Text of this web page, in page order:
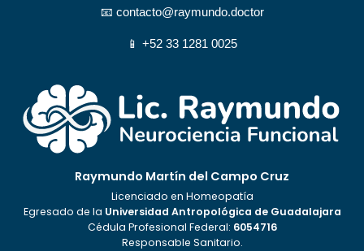
📧 contacto@raymundo.doctor
📱 +52 33 1281 0025
Raymundo Martín del Campo Cruz
Licenciado en Homeopatía
Egresado de la Universidad Antropológica de Guadalajara
Cédula Profesional Federal: 6054716
Responsable Sanitario.